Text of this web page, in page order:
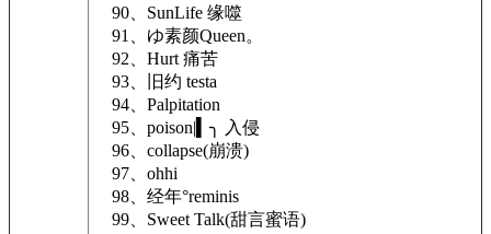
90、SunLife 缘噬
91、ゆ素颜Queen。
92、Hurt 痛苦
93、旧约 testa
94、Palpitation
95、poison|▍╮ 入侵
96、collapse(崩溃)
97、ohhi
98、经年°reminis
99、Sweet Talk(甜言蜜语)